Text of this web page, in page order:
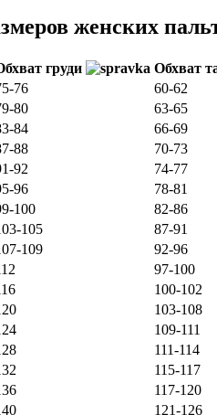
женских
груди Обхват
76 60-62
80 63-65
84 66-69
88 70-73
92 74-77
96 78-81
100 82-86
105 87-91
109 92-96
97-100
100-102
103-108
109-111
111-114
115-117
117-120
121-126